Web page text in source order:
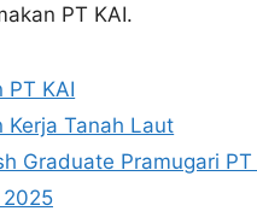
PT KAI.
PT KAI
Kerja Tanah Laut
Graduate Pramugari PT